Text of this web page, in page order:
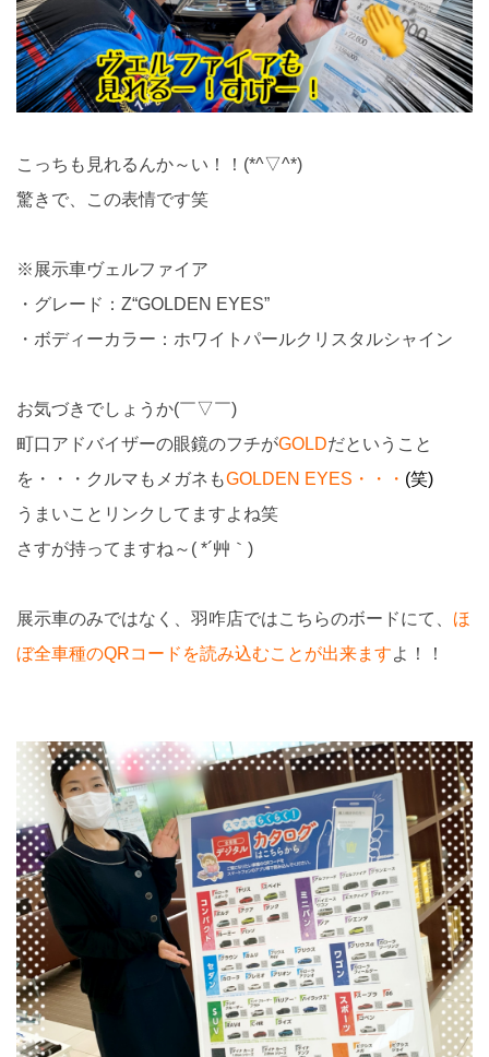
こっちも見れるんか～い！！(*^▽^*)
驚きで、この表情です笑
※展示車ヴェルファイア
・グレード：Z“GOLDEN EYES”
・ボディーカラー：ホワイトパールクリスタルシャイン
お気づきでしょうか(￣▽￣)
町口アドバイザーの眼鏡のフチがGOLDだということ
を・・・クルマもメガネもGOLDEN EYES・・・ (笑)
うまいことリンクしてますよね笑
さすが持ってますね～( *´艸｀)
展示車のみではなく、羽咋店ではこちらのボードにて、 ほ
ぼ全車種のQRコードを読み込むことが出来ますよ！！